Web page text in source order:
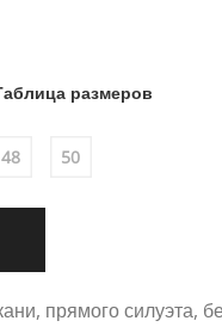
размеров
48 50
прямого силуэта,